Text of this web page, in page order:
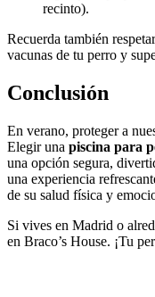
recinto).
Recuerda también
vacunas de tu perro y
Conclusión
En verano, proteger a
Elegir una piscina para
una opción segura,
una experiencia
de su salud física y
Si vives en Madrid o
en Braco’s House. ¡Tu